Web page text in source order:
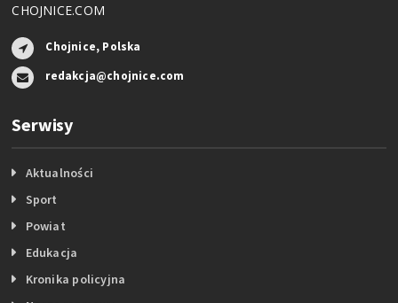
CHOJNICE.COM
Chojnice, Polska
redakcja@chojnice.com
Serwisy
Aktualności
Sport
Powiat
Edukacja
Kronika policyjna